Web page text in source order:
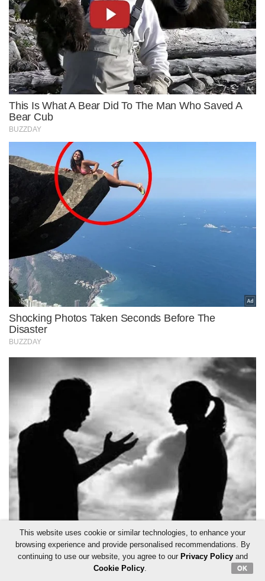
This website uses cookie or similar technologies, to enhance your
browsing experience and provide personalised recommendations. By
continuing to use our website, you agree to our Privacy Policyand
Cookie Policy. OK